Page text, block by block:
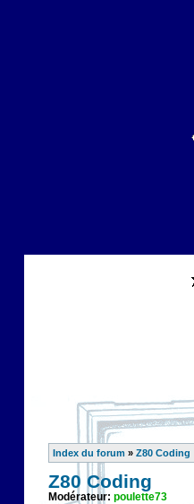
Index du forum » Z80 Coding
Z80 Coding
Modérateur: poulette73